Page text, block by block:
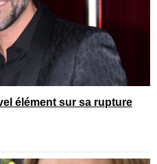
élément sur sa rupture